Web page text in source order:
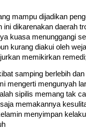
mampu dijadikan
ini dikarenakan daerah
kuasa menunggangi
kurang diakui oleh
memikirkan
samping berlebih
mengerti mengunyah
sipilis memang tak
memakannya
menyimpan